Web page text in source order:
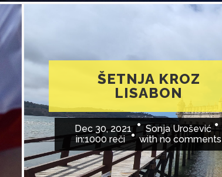
ŠETNJA KROZ
LISABON
Dec 30, 2021
Sonja Urošević
in:1000 reči withno comments